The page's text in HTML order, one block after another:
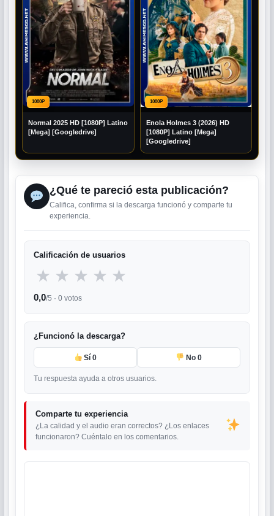
1080P
Normal 2025 HD [1080P] Latino
[Mega] [Googledrive]
1080P
Enola Holmes 3 (2026) HD
[1080P] Latino [Mega]
[Googledrive]
¿Qué te pareció esta publicación?
Califica, confirma si la descarga funcionó y comparte tu
experiencia.
Calificación de usuarios
★ ★ ★ ★ ★
0,0/5 · 0 votos
¿Funcionó la descarga?
Sí0 No 0
Tu respuesta ayuda a otros usuarios.
Comparte tu experiencia
¿La calidad y el audio eran correctos? ¿Los enlaces
funcionaron? Cuéntalo en los comentarios.